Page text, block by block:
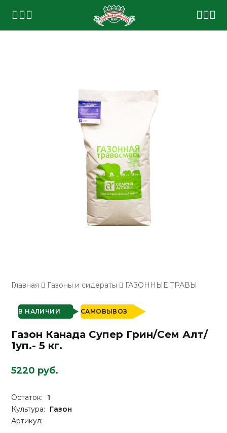
Главная Газоны и сидераты ГАЗОННЫЕ ТРАВЫ
В НАЛИЧИИ САМОВЫВОЗ
Газон Канада Супер Грин/Сем Алт/
1уп.- 5 кг.
5220 руб.
Остаток:
1
Культура:
Газон
Артикул: